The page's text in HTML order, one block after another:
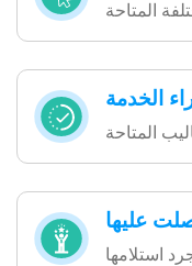
الخدمة
عليها